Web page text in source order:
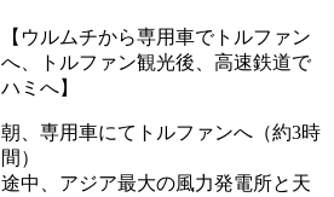
【ウルムチから専用車でトルファン
へ、トルファン観光後、高速鉄道で
ハミへ】
朝、専用車にてトルファンへ（約3時
間）
途中、アジア最大の風力発電所と天